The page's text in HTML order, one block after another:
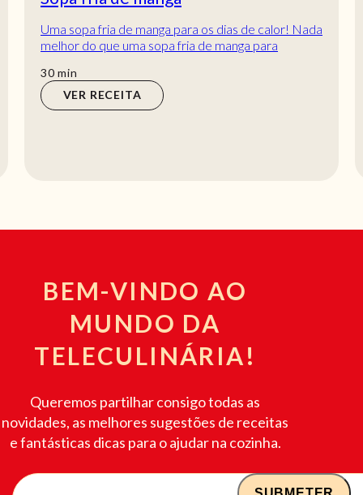
Uma sopa fria de manga para os dias de calor! Nada
melhor do que uma sopa fria de manga para
30min
min
VER RECEITA
BEM-VINDO AO
MUNDO DA
TELECULINÁRIA!
Queremos partilhar consigo todas as
novidades, as melhores sugestões de receitas
e fantásticas dicas para o ajudar na cozinha.